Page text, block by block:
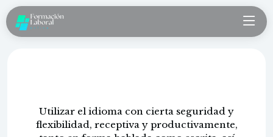
Utilizar el idioma con cierta seguridad y
flexibilidad, receptiva y productivamente,